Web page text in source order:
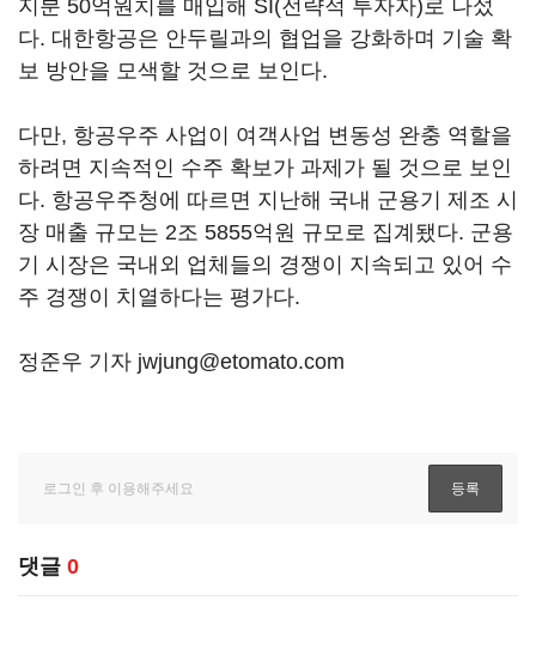
지분 50억원치를 매입해 SI(전략적 투자자)로 나섰
다. 대한항공은 안두릴과의 협업을 강화하며 기술 확
보 방안을 모색할 것으로 보인다.
다만, 항공우주 사업이 여객사업 변동성 완충 역할을
하려면 지속적인 수주 확보가 과제가 될 것으로 보인
다. 항공우주청에 따르면 지난해 국내 군용기 제조 시
장 매출 규모는 2조 5855억원 규모로 집계됐다. 군용
기 시장은 국내외 업체들의 경쟁이 지속되고 있어 수
주 경쟁이 치열하다는 평가다.
정준우 기자 jwjung@etomato.com
댓글 0